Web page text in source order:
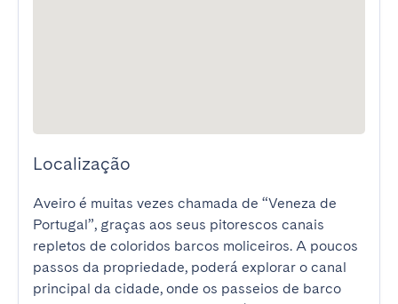
Localização
Aveiro é muitas vezes chamada de “Veneza de
Portugal”, graças aos seus pitorescos canais
repletos de coloridos barcos moliceiros. A poucos
passos da propriedade, poderá explorar o canal
principal da cidade, onde os passeios de barco